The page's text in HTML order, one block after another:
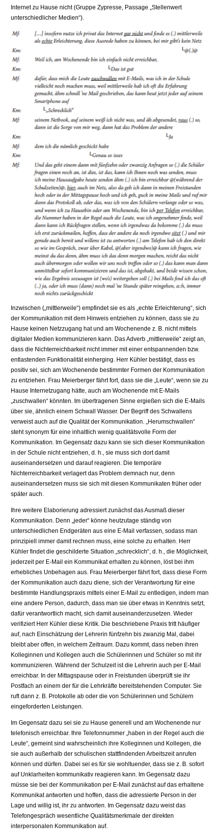
Internet zu Hause nicht (Gruppe Zypresse, Passage „Stellenwert
unterschiedlicher Medien“).
Inzwischen („mittlerweile“) empfindet sie es als „echte Erleichterung“, sich
der Kommunikation mit dem Hinweis entziehen zu können, dass sie zu
Hause keinen Netzzugang hat und am Wochenende z. B. nicht mittels
digitaler Medien kommunizieren kann. Das Adverb „mittlerweile“ zeigt an,
dass die Nichterreichbarkeit nicht immer mit einer entspannenden bzw.
entlastenden Funktionalität einherging. Herr Kühler bestätigt, dass es
positiv sei, sich am Wochenende bestimmter Formen der Kommunikation
zu entziehen. Frau Meierberger fährt fort, dass sie die „Leute“, wenn sie zu
Hause Internetzugang hätte, auch am Wochenende mit E-Mails
„zuschwallen“ könnten. Im übertragenen Sinne ergießen sich die E-Mails
über sie, ähnlich einem Schwall Wasser. Der Begriff des Schwallens
verweist auch auf die Qualität der Kommunikation. „Herumschwallen“
steht synonym für eine inhaltlich wenig qualitätsvolle Form der
Kommunikation. Im Gegensatz dazu kann sie sich dieser Kommunikation
in der Schule nicht entziehen, d. h., sie muss sich dort damit
auseinandersetzen und darauf reagieren. Die temporäre
Nichterreichbarkeit verlagert das Problem demnach nur, denn
auseinandersetzen muss sie sich mit diesen Kommunikaten früher oder
später auch.
Ihre weitere Elaborierung adressiert zunächst das Ausmaß dieser
Kommunikation. Denn „jeder“ könne heutzutage ständig von
unterschiedlichen Endgeräten aus eine E-Mail verfassen, sodass man
prinzipiell immer damit rechnen muss, eine solche zu erhalten. Herr
Kühler findet die geschilderte Situation „schrecklich“, d. h., die Möglichkeit,
jederzeit per E-Mail ein Kommunikat erhalten zu können, löst bei ihm
erhebliches Unbehagen aus. Frau Meierberger fährt fort, dass diese Form
der Kommunikation auch dazu diene, sich der Verantwortung für eine
bestimmte Handlungspraxis mittels einer E-Mail zu entledigen, indem man
eine andere Person, dadurch, dass man sie über etwas in Kenntnis setzt,
dafür verantwortlich macht, sich damit auseinanderzusetzen. Wieder
verifiziert Herr Kühler diese Kritik. Die beschriebene Praxis tritt häufiger
auf, nach Einschätzung der Lehrerin fünfzehn bis zwanzig Mal, dabei
bleibt aber offen, in welchem Zeitraum. Dazu kommt, dass neben ihren
Kolleginnen und Kollegen auch die Schülerinnen und Schüler so mit ihr
kommunizieren. Während der Schulzeit ist die Lehrerin auch per E-Mail
erreichbar. In der Mittagspause oder in Freistunden überprüft sie ihr
Postfach an einem der für die Lehrkräfte bereitstehenden Computer. Sie
ruft dann z. B. Protokolle ab oder die von Schülerinnen und Schülern
eingeforderten Leistungen.
Im Gegensatz dazu sei sie zu Hause generell und am Wochenende nur
telefonisch erreichbar. Ihre Telefonnummer „haben in der Regel auch die
Leute“, gemeint sind wahrscheinlich ihre Kolleginnen und Kollegen, die
sie auch außerhalb der schulischen stattfindenden Arbeitszeit anrufen
können und dürfen. Dabei sei es für sie wohltuender, dass sie z. B. sofort
auf Unklarheiten kommunikativ reagieren kann. Im Gegensatz dazu
müsse sie bei der Kommunikation per E-Mail zunächst auf das erhaltene
Kommunikat antworten und hoffen, dass die adressierte Person in der
Lage und willig ist, ihr zu antworten. Im Gegensatz dazu weist das
Telefongespräch wesentliche Qualitätsmerkmale der direkten
interpersonalen Kommunikation auf.